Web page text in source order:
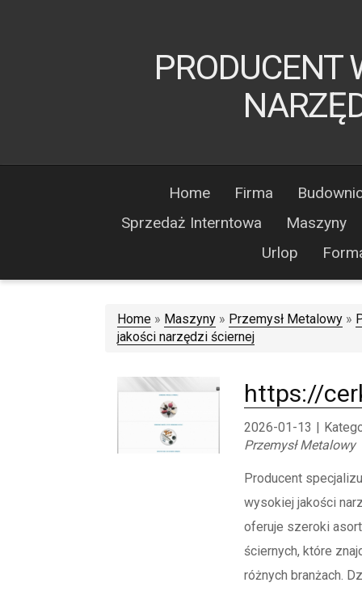
PRODUCENT
Home Firma
Sprzedaż Interntowa
Maszyny
Urlop
Home » Maszyny » Przemysł Metalowy »
jakości narzędzi ściernej
https://
2026-01-13 |
Przemysł Metalowy
Producent
wysokiej jakości
oferuje szeroki
ściernych, które
różnych branżach.